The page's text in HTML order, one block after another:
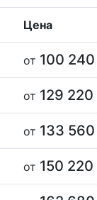
Цена
от 100 240
от 129 220
от 133 560
от 150 220